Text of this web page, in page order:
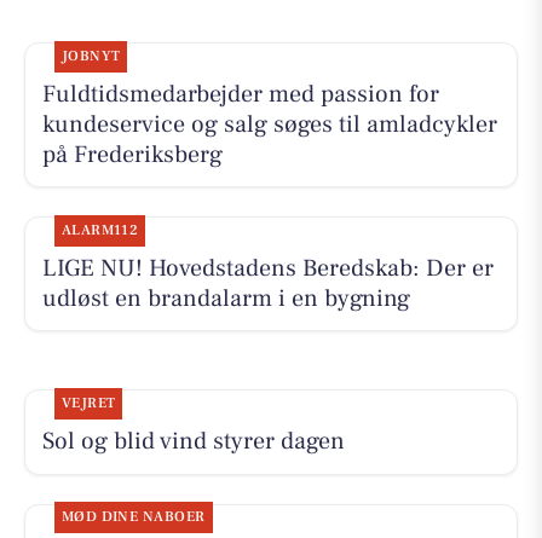
JOBNYT
Fuldtidsmedarbejder med passion for
kundeservice og salg søges til amladcykler
på Frederiksberg
ALARM112
LIGE NU! Hovedstadens Beredskab: Der er
udløst en brandalarm i en bygning
VEJRET
Sol og blid vind styrer dagen
MØD DINE NABOER